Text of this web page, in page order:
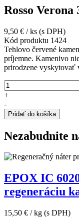
Rosso
9,50 € / ks (s DPH)
Kód produktu 1424
Tehlovo červené
príjemne. Kamenivo
prirodzene vyskytovať
množstvo
Rosso
3-
6mm
25kg
+
-
Pridať do košíka
Nezabudnite
EPOX IC
regeneráciu
15,50 € / kg (s DPH)